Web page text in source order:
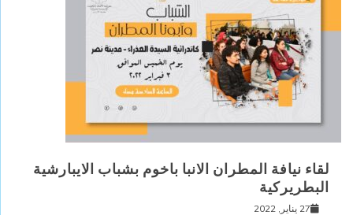
لقاء نيافة المطران الانبا باخوم بشباب الايبارشية
البطريركية
27 يناير, 2022